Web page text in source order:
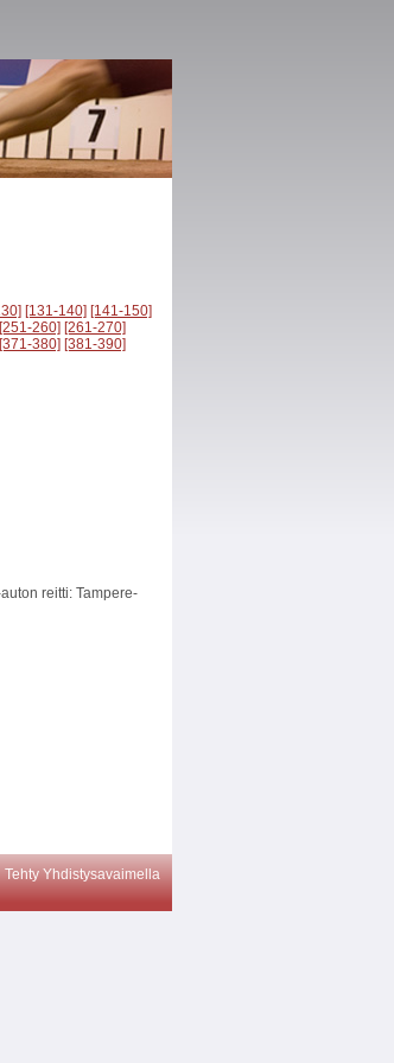
[131-140] [141-150]
[251-260] [261-270]
[371-380] [381-390]
reitti: Tampere-
Tehty Yhdistysavaimella